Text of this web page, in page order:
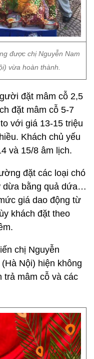
được chị Nguyễn Nam
vừa hoàn thành.
đặt mâm cỗ 2,5
đặt mâm cỗ 5-7
với giá 13-15 triệu
Khách chủ yếu
và 15/8 âm lịch.
đặt các loại chó
dừa bằng quả dứa…
giá dao động từ
khách đặt theo
chị Nguyễn
Nội) hiện không
trả mâm cỗ và các